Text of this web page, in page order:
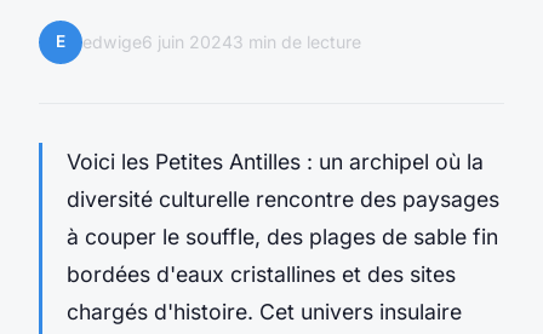
E edwige6 juin 20243 min de lecture
Voici les Petites Antilles : un archipel où la
diversité culturelle rencontre des paysages
à couper le souffle, des plages de sable fin
bordées d'eaux cristallines et des sites
chargés d'histoire. Cet univers insulaire